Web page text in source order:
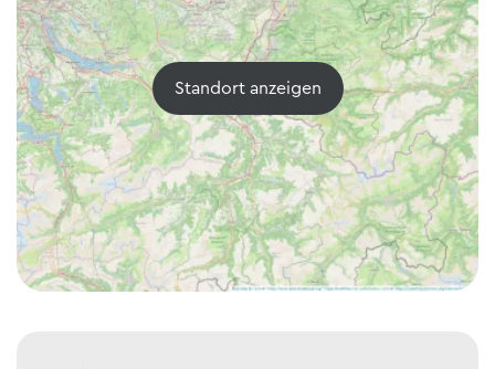
Standort anzeigen